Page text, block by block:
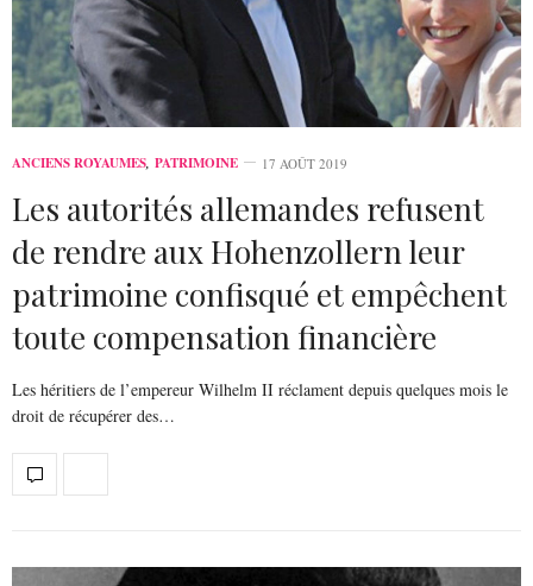
ANCIENS ROYAUMES, PATRIMOINE 17 AOÛT 2019
Les autorités allemandes refusent
de rendre aux Hohenzollern leur
patrimoine confisqué et empêchent
toute compensation financière
Les héritiers de l’empereur Wilhelm II réclament depuis quelques mois le
droit de récupérer des…